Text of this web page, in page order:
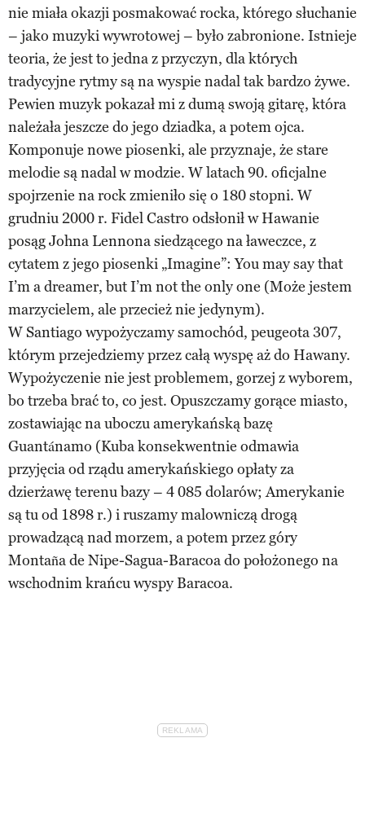
nie miała okazji posmakować rocka, którego słuchanie
– jako muzyki wywrotowej – było zabronione. Istnieje
teoria, że jest to jedna z przyczyn, dla których
tradycyjne rytmy są na wyspie nadal tak bardzo żywe.
Pewien muzyk pokazał mi z dumą swoją gitarę, która
należała jeszcze do jego dziadka, a potem ojca.
Komponuje nowe piosenki, ale przyznaje, że stare
melodie są nadal w modzie. W latach 90. oficjalne
spojrzenie na rock zmieniło się o 180 stopni. W
grudniu 2000 r. Fidel Castro odsłonił w Hawanie
posąg Johna Lennona siedzącego na ławeczce, z
cytatem z jego piosenki „Imagine”: You may say that
I’m a dreamer, but I’m not the only one (Może jestem
marzycielem, ale przecież nie jedynym).
W Santiago wypożyczamy samochód, peugeota 307,
którym przejedziemy przez całą wyspę aż do Hawany.
Wypożyczenie nie jest problemem, gorzej z wyborem,
bo trzeba brać to, co jest. Opuszczamy gorące miasto,
zostawiając na uboczu amerykańską bazę
Guantánamo (Kuba konsekwentnie odmawia
przyjęcia od rządu amerykańskiego opłaty za
dzierżawę terenu bazy – 4 085 dolarów; Amerykanie
są tu od 1898 r.) i ruszamy malowniczą drogą
prowadzącą nad morzem, a potem przez góry
Montaña de Nipe-Sagua-Baracoa do położonego na
wschodnim krańcu wyspy Baracoa.